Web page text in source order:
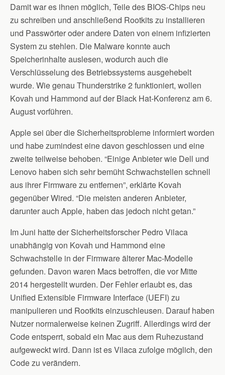
Damit war es ihnen möglich, Teile des BIOS-Chips neu
zu schreiben und anschließend Rootkits zu installieren
und Passwörter oder andere Daten von einem infizierten
System zu stehlen. Die Malware konnte auch
Speicherinhalte auslesen, wodurch auch die
Verschlüsselung des Betriebssystems ausgehebelt
wurde. Wie genau Thunderstrike 2 funktioniert, wollen
Kovah und Hammond auf der Black Hat-Konferenz am 6.
August vorführen.
Apple sei über die Sicherheitsprobleme informiert worden
und habe zumindest eine davon geschlossen und eine
zweite teilweise behoben. “Einige Anbieter wie Dell und
Lenovo haben sich sehr bemüht Schwachstellen schnell
aus ihrer Firmware zu entfernen”, erklärte Kovah
gegenüber Wired. “Die meisten anderen Anbieter,
darunter auch Apple, haben das jedoch nicht getan.”
Im Juni hatte der Sicherheitsforscher Pedro Vilaca
unabhängig von Kovah und Hammond eine
Schwachstelle in der Firmware älterer Mac-Modelle
gefunden. Davon waren Macs betroffen, die vor Mitte
2014 hergestellt wurden. Der Fehler erlaubt es, das
Unified Extensible Firmware Interface (UEFI) zu
manipulieren und Rootkits einzuschleusen. Darauf haben
Nutzer normalerweise keinen Zugriff. Allerdings wird der
Code entsperrt, sobald ein Mac aus dem Ruhezustand
aufgeweckt wird. Dann ist es Vilaca zufolge möglich, den
Code zu verändern.